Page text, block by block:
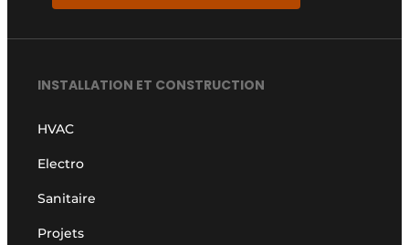
INSTALLATION ET CONSTRUCTION
HVAC
Electro
Sanitaire
Projets